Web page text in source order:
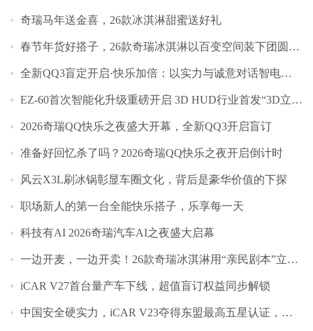
奇瑞马年送金喜，26款冰淇淋甜蜜送好礼
春节年货好搭子，26款奇瑞冰淇淋以百变空间装下团圆年味
全新QQ3盲定开启·快乐加倍：以实力与诚意对话智电时代
EZ-60首次智能化升级重磅开启 3D HUD行业首发“3D立牌指引”
2026奇瑞QQ快乐之夜盛大开幕，全新QQ3开启盲订
准备好回忆杀了吗？2026奇瑞QQ快乐之夜开启倒计时
风云X3L刷冰锅彰显车圈文化，背后是豪华价值的下探
职场新人的第一台全能快乐搭子，乐享每一天
科技有AI 2026奇瑞汽车AI之夜盛大启幕
一边开麦，一边开卖！26款奇瑞冰淇淋用“亲民剧本”立“高定人设”
iCAR V27首台量产车下线，超值盲订权益同步解锁
中国安全硬实力，iCAR V23夺得东盟最高五星认证，树立全球安全标杆